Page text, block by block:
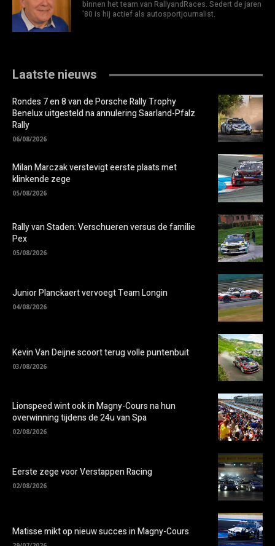
binnen het team van RallyandRaces. Sedert de jaren
'80 is hij actief als autosportjournalist.
Laatste nieuws
Rondes 7 en 8 van de Porsche Rally Trophy
Benelux uitgesteld na annulering Saarland-Pfalz
Rally
06/08/2026
Milan Marczak verstevigt eerste plaats met
klinkende zege
05/08/2026
Rally van Staden: Verschueren versus de familie
Pex
05/08/2026
Junior Planckaert vervoegt Team Longin
04/08/2026
Kevin Van Deijne scoort terug volle puntenbuit
03/08/2026
Lionspeed wint ook in Magny-Cours na hun
overwinning tijdens de 24u van Spa
02/08/2026
Eerste zege voor Verstappen Racing
02/08/2026
Matisse mikt op nieuw succes in Magny-Cours